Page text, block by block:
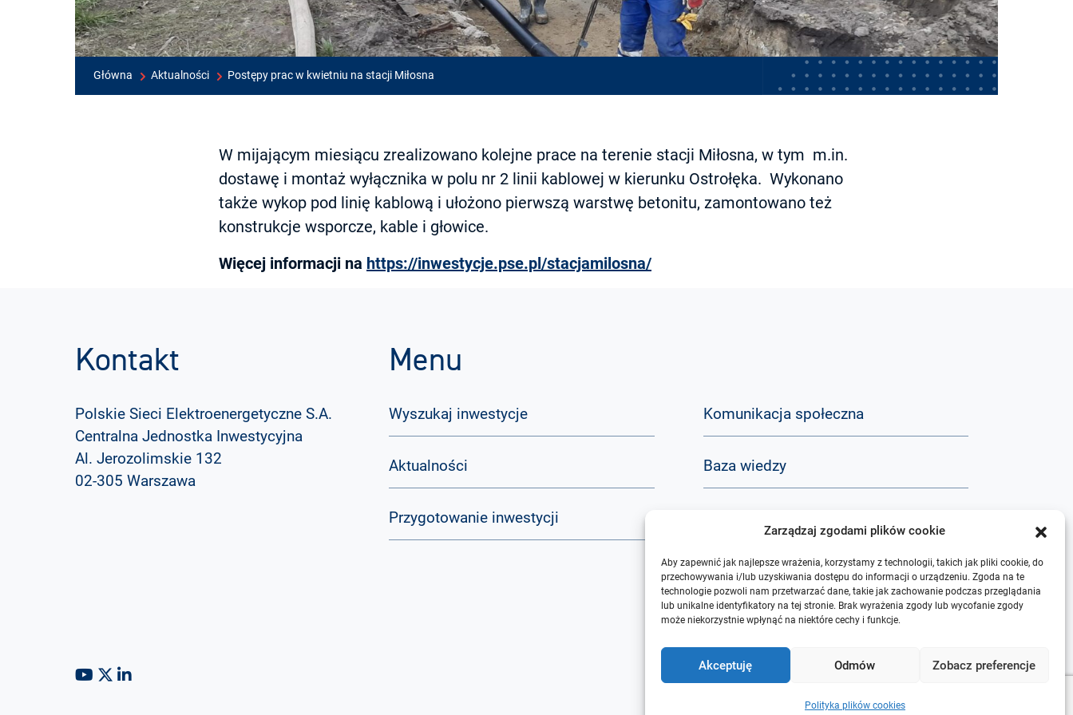
Zarządzaj zgodami plików cookie
Aby zapewnić jak najlepsze wrażenia, korzystamy z technologii, takich jak pliki cookie, do
przechowywania i/lub uzyskiwania dostępu do informacji o urządzeniu. Zgoda na te
technologie pozwoli nam przetwarzać dane, takie jak zachowanie podczas przeglądania
lub unikalne identyfikatory na tej stronie. Brak wyrażenia zgody lub wycofanie zgody
może niekorzystnie wpłynąć na niektóre cechy i funkcje.
Akceptuję Odmów Zobacz preferencje
Polityka plików cookies
Główna Aktualności Postępy prac w kwietniu na stacji Miłosna
W mijającym miesiącu zrealizowano kolejne prace na terenie stacji Miłosna, w tym m.in.
dostawę i montaż wyłącznika w polu nr 2 linii kablowej w kierunku Ostrołęka. Wykonano
także wykop pod linię kablową i ułożono pierwszą warstwę betonitu, zamontowano też
konstrukcje wsporcze, kable i głowice.
Więcej informacji na https://inwestycje.pse.pl/stacjamilosna/
Kontakt
Polskie Sieci Elektroenergetyczne S.A.
Centralna Jednostka Inwestycyjna
Al. Jerozolimskie 132
02-305 Warszawa
Menu
Wyszukaj inwestycje
Aktualności
Przygotowanie inwestycji
Komunikacja społeczna
Baza wiedzy
O nas